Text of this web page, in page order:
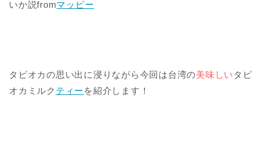
いか説fromマッピー
タピオカの思い出に浸りながら今回は台湾の美味しい タピ
オカミルク ティー を紹介します！